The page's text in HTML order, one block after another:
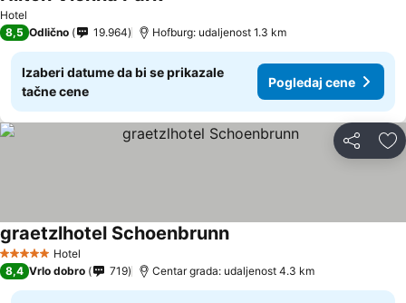
Hotel
8,5 Odlično 19.964 Hofburg: udaljenost 1.3 km
Izaberi datume da bi se prikazale
tačne cene
Pogledaj cene
Deli
5 ZvezdiceHotel
graetzlhotel Schoenbrunn
8,4 Vrlo dobro 719 Centar grada: udaljenost 4.3 km